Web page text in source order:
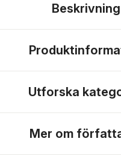
Beskrivning
Utforska
Mer om